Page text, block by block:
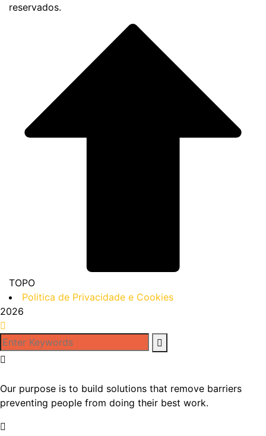
reservados.
TOPO
Politica de Privacidade e Cookies
2026
Our purpose is to build solutions that remove barriers
preventing people from doing their best work.